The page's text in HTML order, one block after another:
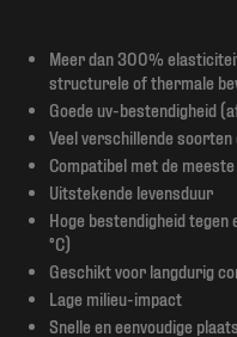
Meer dan 300%
structurele of thermale
Goede uv-bestendigheid
Veel verschillende
Compatibel met de
Uitstekende levensduur
Hoge bestendigheid
°C)
Geschikt voor langdurig
Lage milieu-impact
Snelle en eenvoudige